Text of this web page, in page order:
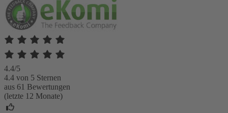
4.4/5
4.4 von 5 Sternen
aus 61 Bewertungen
(letzte 12 Monate)